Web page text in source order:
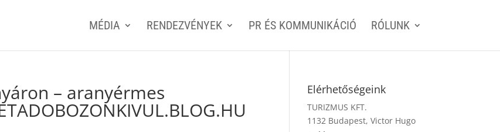
MÉDIA RENDEZVÉNYEK PR ÉS KOMMUNIKÁCIÓ RÓLUNK
– aranyérmes Elérhetőségeink
TURIZMUS KFT.
1132 Budapest, Victor Hugo